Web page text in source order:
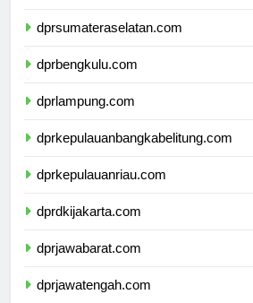
dprsumateraselatan.com
dprbengkulu.com
dprlampung.com
dprkepulauanbangkabelitung.com
dprkepulauanriau.com
dprdkijakarta.com
dprjawabarat.com
dprjawatengah.com